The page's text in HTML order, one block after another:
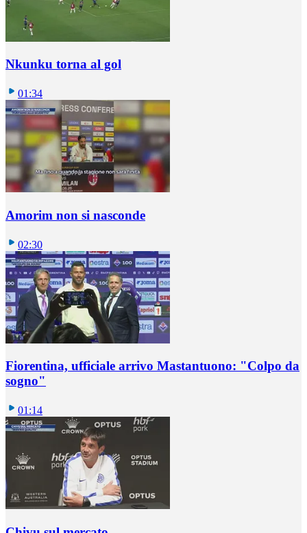
Nkunku torna al gol
01:34
Amorim non si nasconde
02:30
Fiorentina, ufficiale arrivo Mastantuono: "Colpo da
sogno"
01:14